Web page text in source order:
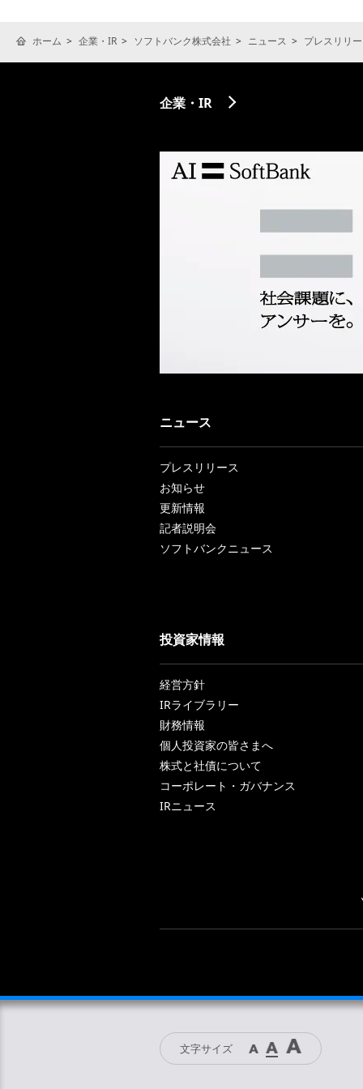
ホーム 企業・IR ソフトバンク株式会社 ニュース プレスリリ
企業・IR
ニュース
プレスリリース
お知らせ
更新情報
記者説明会
ソフトバンクニュース
投資家情報
経営方針
IRライブラリー
財務情報
個人投資家の皆さまへ
株式と社債について
コーポレート・ガバナンス
IRニュース
文字サイズ